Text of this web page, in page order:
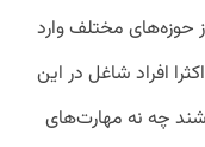
حوزه‌های مختلف وارد
افراد شاغل در این
چه نه مهارت‌‌های